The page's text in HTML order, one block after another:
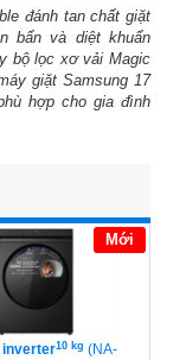
đánh tan chất giặt
bẩn và diệt khuẩn
bộ lọc xơ vải Magic
giặt Samsung 17
hợp cho gia đình
Mới
inverter10 kg (NA-